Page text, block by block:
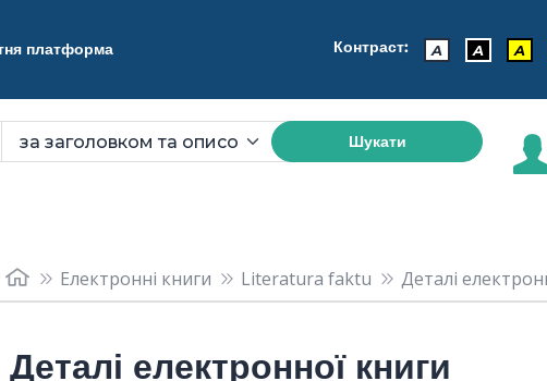
платформа Контраст: A A A
Шукати
Електронні книги Literatura faktu Деталі
Деталі електронної книги